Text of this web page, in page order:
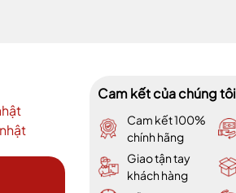
Cam kết của chúng tôi
Cam kết 100%
chính hãng
Giao tận tay
khách hàng